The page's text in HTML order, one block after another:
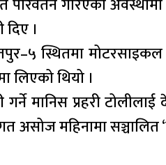
।
स्थितमा मोटरसाइकल
लिएको थियो ।
मानिस प्रहरी
महिनामा सञ्चालित